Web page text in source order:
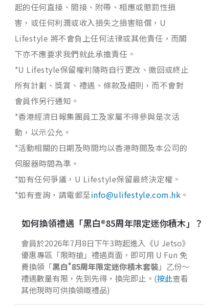
起的任何直接、間接、附帶、相應或懲罰性損
害，或任何利潤或收入損失之損害賠償，U
Lifestyle 將不會負上任何法律或其他責任，而閣
下亦不應要求我們就此承擔責任。
*U Lifestyle保留權利隨時自行更改、撤回或終止
所有計劃、獎賞、禮遇、條款及細則，而不會對
會員作另行通知。
*香港經濟日報集團員工及家屬不得參與是次活
動，以示公允。
*活動相關的日期及時間均以香港時間及本公司的
伺服器時間為準。
*如有任何爭議，U Lifestyle保留最終決定權。
*如有查詢，請電郵至info@ulifestyle.com.hk 。
如何換領禮遇「黑白®85周年限定迷你積木」？
會員於2026年7月8日下午3時起進入《U Jetso》
優惠專區「限時搶」禮遇頁面，即可用 U Fun 免
費換領「黑白®85周年限定迷你積木套裝」乙份～
禮遇數量有限，先到先得，換完即止。(按此查看
其他現時可供換領嘅禮品)